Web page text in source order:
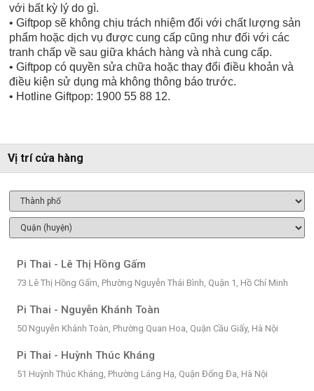
với bất kỳ lý do gì.
• Giftpop sẽ không chịu trách nhiệm đối với chất lượng sản
phẩm hoặc dịch vụ được cung cấp cũng như đối với các
tranh chấp về sau giữa khách hàng và nhà cung cấp.
• Giftpop có quyền sửa chữa hoặc thay đổi điều khoản và
điều kiện sử dụng mà không thông báo trước.
• Hotline Giftpop: 1900 55 88 12.
Vị trí cửa hàng
Pi Thai - Lê Thị Hồng Gấm
73 Lê Thị Hồng Gấm, Phường Nguyễn Thái Bình, Quận 1, Hồ Chí Minh
Pi Thai - Nguyễn Khánh Toàn
50 Nguyễn Khánh Toàn, Phường Quan Hoa, Quận Cầu Giấy, Hà Nội
Pi Thai - Huỳnh Thúc Kháng
51 Huỳnh Thúc Kháng, Phường Láng Hạ, Quận Đống Đa, Hà Nội